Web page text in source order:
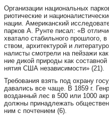
Организации на­ци­о­наль­ных
ри­о­ти­чес­кие и
на­ции. Аме­ри­ка­нс­кий
пар­ков А. Рун­те пи­сал: «В
хва­та­ло ста­биль­но­го прош­ло­го,
ством, ар­хи­тек­ту­рой и
на­лис­ты смот­ре­ли на пей­за­жи
ние ди­кой при­ро­ды как
ня­тия США не­за­ви­си­мос­ти» (21).
Тре­бо­ва­ния взять под ох­ра­ну
да­ва­лись все ча­ще. В 1859 г.
воз­дан­ный лес в 500 или 1000
долж­ны при­над­ле­жать
ним с поч­те­ни­ем (6).